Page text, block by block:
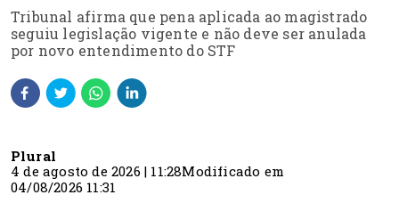
Tribunal afirma que pena aplicada ao magistrado
seguiu legislação vigente e não deve ser anulada
por novo entendimento do STF
Plural
4 de agosto de 2026 | 11:28Modificado em
04/08/2026 11:31